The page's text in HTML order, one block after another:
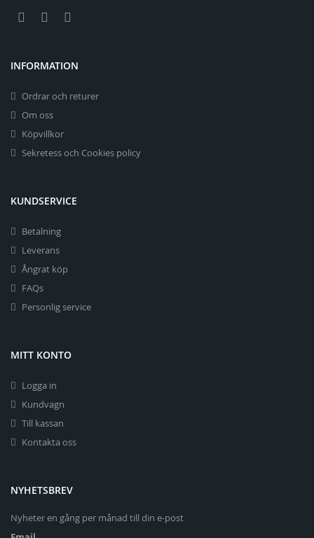
INFORMATION
Ordrar och returer
Om oss
Köpvillkor
Sekretess och Cookies policy
KUNDSERVICE
Betalning
Leverans
Ångrat köp
FAQs
Personlig service
MITT KONTO
Logga in
Kundvagn
Till kassan
Kontakta oss
NYHETSBREV
Nyheter en gång per månad till din e-post